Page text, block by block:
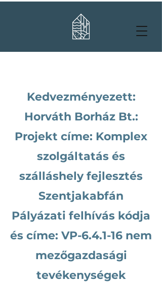
Kedvezményezett:
Horváth Borház Bt.:
Projekt címe: Komplex
szolgáltatás és
szálláshely fejlesztés
Szentjakabfán
Pályázati felhívás kódja
és címe: VP-6.4.1-16 nem
mezőgazdasági
tevékenységek